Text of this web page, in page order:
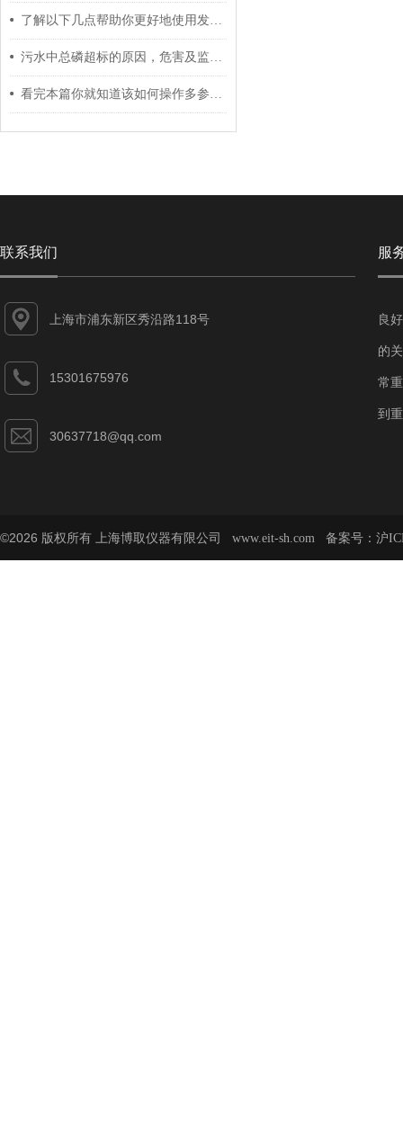
了解以下几点帮助你更好地使用发酵过程pH电极
污水中总磷超标的原因，危害及监测方法
看完本篇你就知道该如何操作多参数水质分析仪了
联系我们
上海市浦东新区秀沿路118号
15301675976
30637718@qq.com
服
良
的
常
到
©2026 版权所有 上海博取仪器有限公司 www.eit-sh.com 备案号： 沪